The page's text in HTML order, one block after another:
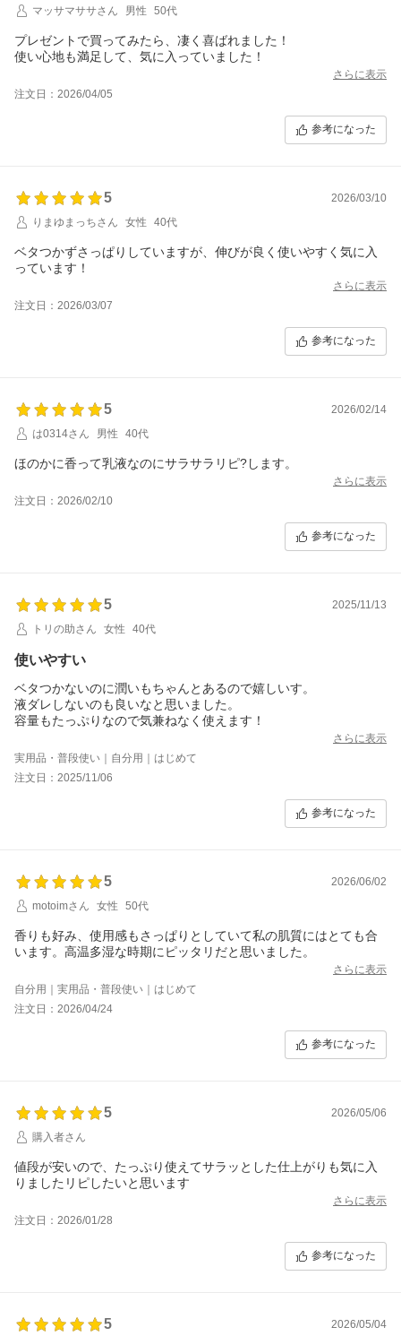
マッサマササさん
男性 50代
プレゼントで買ってみたら、凄く喜ばれました！
使い心地も満足して、気に入っていました！
さらに表示
注文日：2026/04/05
参考になった
5
2026/03/10
りまゆまっちさん
女性 40代
ベタつかずさっぱりしていますが、伸びが良く使いやすく気に入
っています！
さらに表示
注文日：2026/03/07
参考になった
5
2026/02/14
は0314さん
男性 40代
ほのかに香って乳液なのにサラサラリピ?します。
さらに表示
注文日：2026/02/10
参考になった
5
2025/11/13
トリの助さん
女性 40代
使いやすい
ベタつかないのに潤いもちゃんとあるので嬉しいす。
液ダレしないのも良いなと思いました。
容量もたっぷりなので気兼ねなく使えます！
さらに表示
実用品・普段使い｜自分用｜はじめて
注文日：2025/11/06
参考になった
5
2026/06/02
motoimさん
女性 50代
香りも好み、使用感もさっぱりとしていて私の肌質にはとても合
います。高温多湿な時期にピッタリだと思いました。
さらに表示
自分用｜実用品・普段使い｜はじめて
注文日：2026/04/24
参考になった
5
2026/05/06
購入者さん
値段が安いので、たっぷり使えてサラッとした仕上がりも気に入
りましたリピしたいと思います
さらに表示
注文日：2026/01/28
参考になった
5 2026/05/04